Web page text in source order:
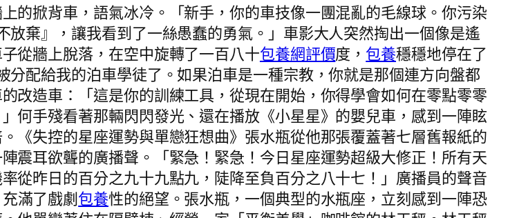
的掀背車，語氣冰冷。「新手，你的車技像一團混亂的毛線球。你污染
棄』，讓我看到了一絲愚蠢的勇氣。」車影大人突然掏出一個像是遙
從牆上脫落，在空中旋轉了一百八十包養網評價度， 包養穩穩地停在了
配給我的泊車學徒了。如果泊車是一種宗教，你就是那個連方向盤都
改造車：「這是你的訓練工具，從現在開始，你得學會如何在零點零零
何手殘看著那輛閃閃發光、還在播放《小星星》的嬰兒車，感到一陣眩
《失控的星座運勢與單戀狂想曲》張水瓶從他那張覆蓋著七層舊報紙的
震耳欲聾的廣播聲。「緊急！緊急！今日星座運勢超級大修正！所有天
從昨日的百分之九十九點九，陡降至負百分之八十七！」廣播員的聲音
滿了戲劇包養性的絕望。張水瓶，一個典型的水瓶座，立刻感到一陣恐